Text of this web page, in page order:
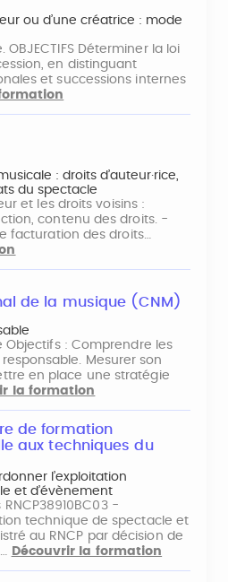
ou d’une créatrice : mode
OBJECTIFS Déterminer la loi
en distinguant
et successions internes
: droits d’auteur·rice,
du spectacle
et les droits voisins :
contenu des droits. -
facturation des droits…
de la musique (CNM)
Objectifs : Comprendre les
Mesurer son
en place une stratégie
la formation
de formation
aux techniques du
l’exploitation
et d’évènement
-
technique de spectacle et
au RNCP par décision de
Découvrir la formation